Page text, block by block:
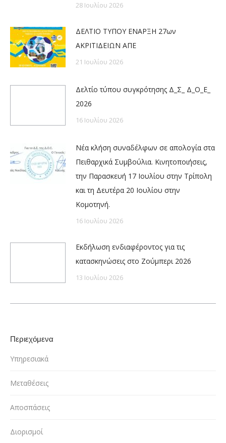
28 Ιουλίου 2026
ΔΕΛΤΙΟ ΤΥΠΟΥ ΕΝΑΡΞΗ 27ων
ΑΚΡΙΤΙΔΕΙΩΝ ΑΠΕ
21 Ιουλίου 2026
Δελτίο τύπου συγκρότησης Δ_Σ_ Δ_Ο_Ε_
2026
16 Ιουλίου 2026
Νέα κλήση συναδέλφων σε απολογία στα
Πειθαρχικά Συμβούλια. Κινητοποιήσεις,
την Παρασκευή 17 Ιουλίου στην Τρίπολη
και τη Δευτέρα 20 Ιουλίου στην
Κομοτηνή.
16 Ιουλίου 2026
Εκδήλωση ενδιαφέροντος για τις
κατασκηνώσεις στο Ζούμπερι 2026
13 Ιουλίου 2026
Περιεχόμενα
Υπηρεσιακά
Μεταθέσεις
Αποσπάσεις
Διορισμοί